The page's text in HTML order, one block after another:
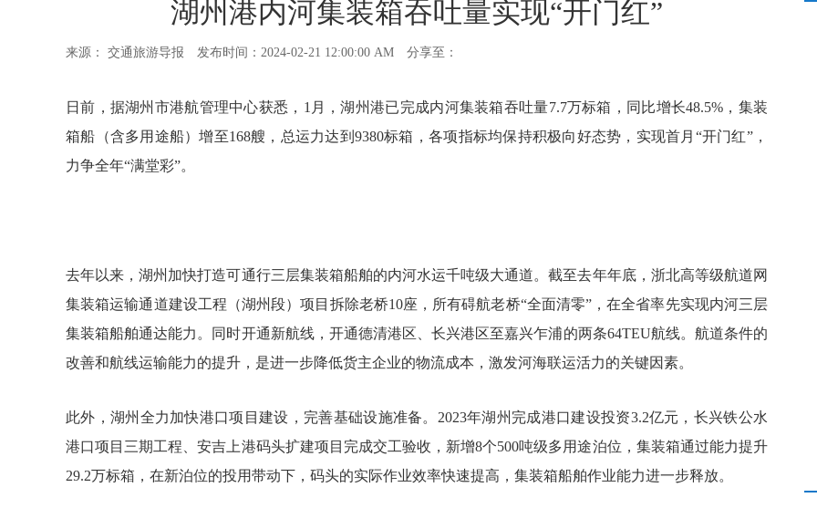
湖州港内河集装箱吞吐量实现“开门红”
来源： 交通旅游导报 发布时间：2024-02-21 12:00:00 AM 分享至：
日前，据湖州市港航管理中心获悉，1月，湖州港已完成内河集装箱吞吐量7.7万标箱，同比增长48.5%，集装
箱船（含多用途船）增至168艘，总运力达到9380标箱，各项指标均保持积极向好态势，实现首月“开门红”，
力争全年“满堂彩”。
去年以来，湖州加快打造可通行三层集装箱船舶的内河水运千吨级大通道。截至去年年底，浙北高等级航道网
集装箱运输通道建设工程（湖州段）项目拆除老桥10座，所有碍航老桥“全面清零”，在全省率先实现内河三层
集装箱船舶通达能力。同时开通新航线，开通德清港区、长兴港区至嘉兴乍浦的两条64TEU航线。航道条件的
改善和航线运输能力的提升，是进一步降低货主企业的物流成本，激发河海联运活力的关键因素。
此外，湖州全力加快港口项目建设，完善基础设施准备。2023年湖州完成港口建设投资3.2亿元，长兴铁公水
港口项目三期工程、安吉上港码头扩建项目完成交工验收，新增8个500吨级多用途泊位，集装箱通过能力提升
29.2万标箱，在新泊位的投用带动下，码头的实际作业效率快速提高，集装箱船舶作业能力进一步释放。